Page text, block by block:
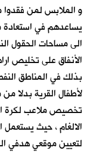
و الملابس لمن فقدوا
يساعدهم في
الى مساحات الحقول
الأنفاق على تخليص
بذلك في المناطق
لأطفال القرية بدلا
تخصيص ملاعب لكرة
الالغام ، حيث يستعمل
لتعيين موقعي هدفي